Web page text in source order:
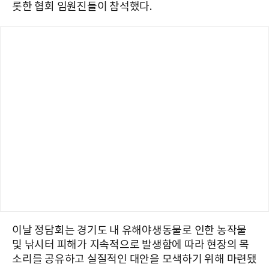
롯한 협회 임원진들이 참석했다.
이날 정담회는 경기도 내 유해야생동물로 인한 농작물
및 낚시터 피해가 지속적으로 발생함에 따라 현장의 목
소리를 공유하고 실질적인 대안을 모색하기 위해 마련됐